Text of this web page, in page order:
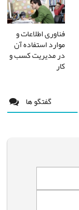
فناوری اطلاعات و
موارد استفاده آن
در مدیریت کسب و
کار
گفتگو ها